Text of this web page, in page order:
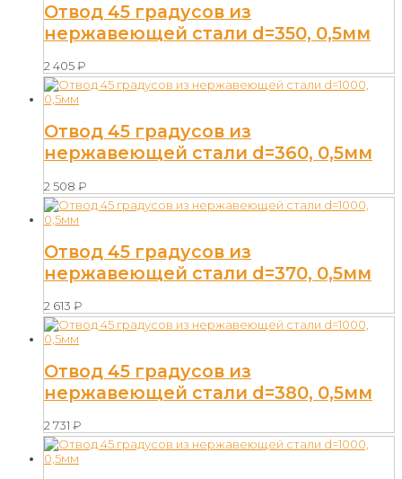
Отвод 45 градусов из
нержавеющей стали d=350, 0,5мм
2 405₽
Отвод 45 градусов из
нержавеющей стали d=360, 0,5мм
2 508 ₽
Отвод 45 градусов из
нержавеющей стали d=370, 0,5мм
2 613 ₽
Отвод 45 градусов из
нержавеющей стали d=380, 0,5мм
2 731 ₽